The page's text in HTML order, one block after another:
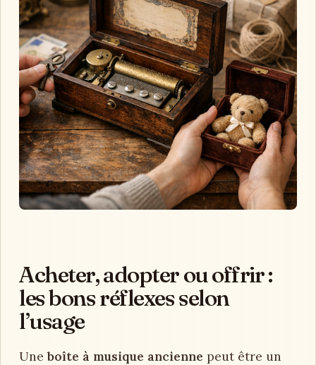
Acheter, adopter ou offrir :
les bons réflexes selon
l’usage
Uneboîte à musique ancienne peut être un